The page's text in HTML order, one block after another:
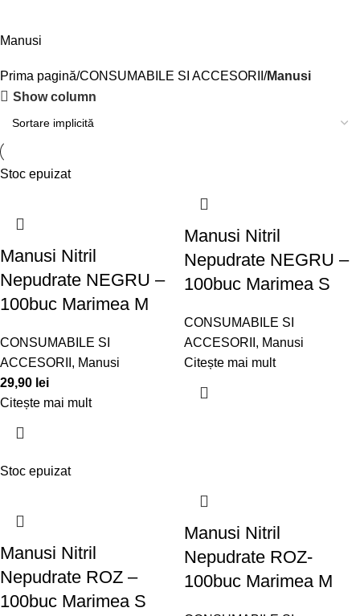
Manusi
Prima pagină CONSUMABILE SI ACCESORII
Manusi
Show column
Stoc epuizat
Manusi Nitril
Nepudrate NEGRU –
100buc Marimea M
CONSUMABILE SI
ACCESORII , Manusi
29,90 lei
Citește mai mult
Manusi Nitril
Nepudrate NEGRU –
100buc Marimea S
CONSUMABILE SI
ACCESORII , Manusi
Citește mai mult
Stoc epuizat
Manusi Nitril
Nepudrate ROZ –
100buc Marimea S
Manusi Nitril
Nepudrate ROZ-
100buc Marimea M